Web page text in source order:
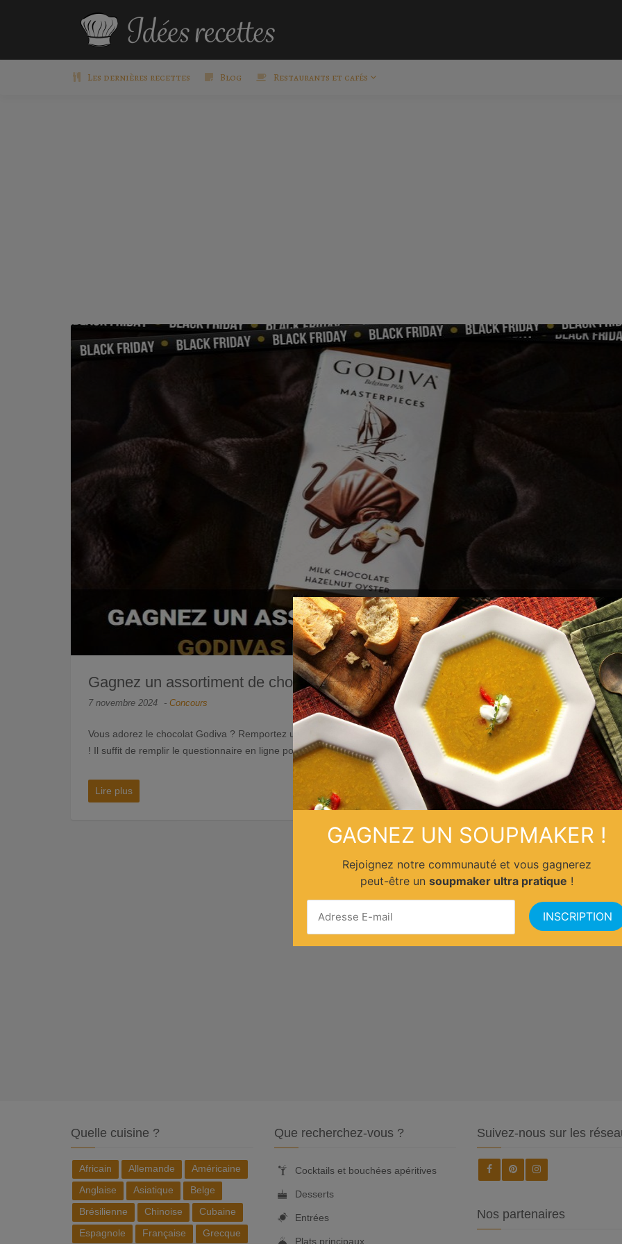
Les dernières recettes Blog Restaurants et cafés
Gagnez un assortiment de chocolat Godiva pour le Black Friday
7 novembre 2024 - Concours
Vous adorez le chocolat Godiva ? Remportez un assortiment des meilleurs produits de la marque à l’occasion du Black
! Il suffit de remplir le questionnaire en ligne pour valider votre participation. Bonne chance à vous !
Lire plus
Quelle cuisine ?
Africain Allemande
Américaine
Anglaise
Asiatique
Belge
Brésilienne
Chinoise
Cubaine
Espagnole
Française Grecque
Que recherchez-vous ?
Cocktails et bouchées apéritives
Desserts
Entrées
Plats principaux
Suivez-nous sur les
Nos partenaires
GAGNEZ UN SOUPMAKER !
Rejoignez notre communauté et vous gagnerez
peut-être un soupmaker ultra pratique !